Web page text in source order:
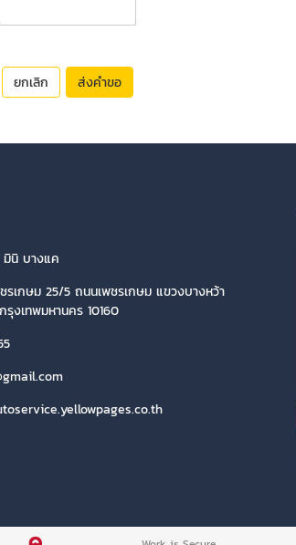
ยกเลิก ส่งคำขอ
มินิ บางแค
รเกษม 25/5 ถนนเพชรเกษม แขวงบางหว้า
งเทพมหานคร 10160